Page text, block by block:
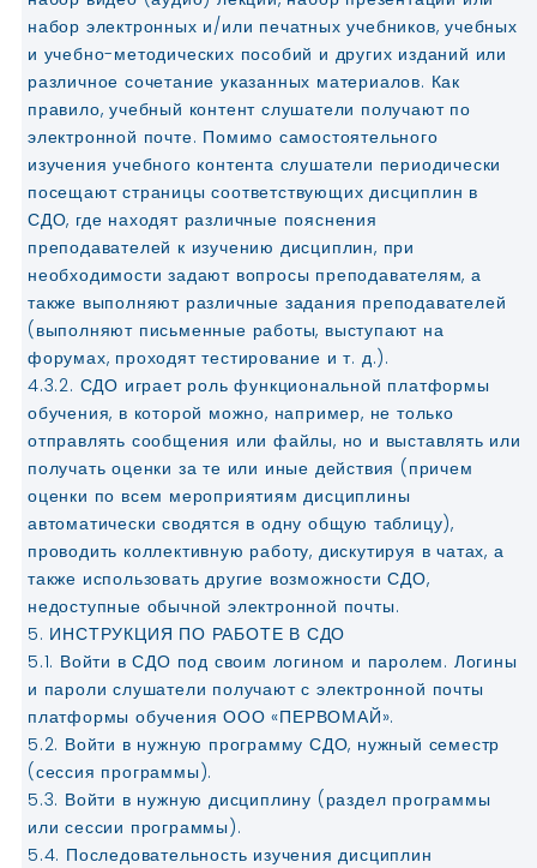
набор электронных и/или печатных учебников, учебных
и учебно-методических пособий и других изданий или
различное сочетание указанных материалов. Как
правило, учебный контент слушатели получают по
электронной почте. Помимо самостоятельного
изучения учебного контента слушатели периодически
посещают страницы соответствующих дисциплин в
СДО, где находят различные пояснения
преподавателей к изучению дисциплин, при
необходимости задают вопросы преподавателям, а
также выполняют различные задания преподавателей
(выполняют письменные работы, выступают на
форумах, проходят тестирование и т. д.).
4.3.2. СДО играет роль функциональной платформы
обучения, в которой можно, например, не только
отправлять сообщения или файлы, но и выставлять или
получать оценки за те или иные действия (причем
оценки по всем мероприятиям дисциплины
автоматически сводятся в одну общую таблицу),
проводить коллективную работу, дискутируя в чатах, а
также использовать другие возможности СДО,
недоступные обычной электронной почты.
5. ИНСТРУКЦИЯ ПО РАБОТЕ В СДО
5.1. Войти в СДО под своим логином и паролем. Логины
и пароли слушатели получают с электронной почты
платформы обучения ООО «ПЕРВОМАЙ».
5.2. Войти в нужную программу СДО, нужный семестр
(сессия программы).
5.3. Войти в нужную дисциплину (раздел программы
или сессии программы).
5.4. Последовательность изучения дисциплин